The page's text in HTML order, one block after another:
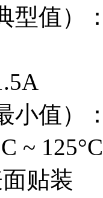
型值）
小值）
~ 125°C
贴装